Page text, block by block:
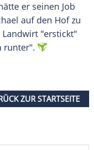
er seinen Job
auf den Hof zu
"erstickt"
runter".
ZUR STARTSEITE